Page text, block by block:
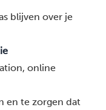
blijven over je
, online
en te zorgen dat